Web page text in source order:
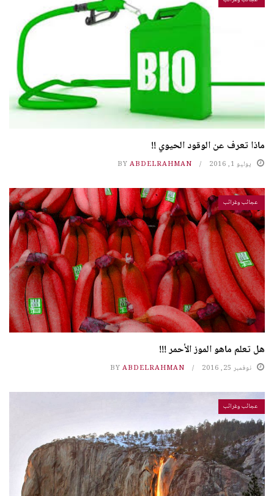
ماذا تعرف عن الوقود الحيوي !!
يوليو 1, 2016 BY ABDELRAHMAN
عجائب وغرائب
هل تعلم ماهو الموز الأحمر !!!
نوفمبر 25, 2016 BY ABDELRAHMAN
عجائب وغرائب